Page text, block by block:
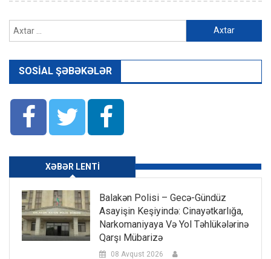
SOSIAL ŞƏBƏKƏLƏR
XƏBƏR LENTI
Balakən Polisi – Gecə-Gündüz
Asayişin Keşiyində: Cinayətkarlığa,
Narkomaniyaya Və Yol Təhlükələrinə
Qarşı Mübarizə
08 Avqust 2026